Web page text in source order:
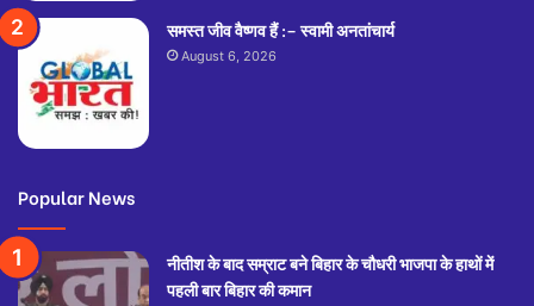
समस्त जीव वैष्णव हैं :– स्वामी अनतांचार्य
August 6, 2026
Popular News
नीतीश के बाद सम्राट बने बिहार के चौधरी भाजपा के हाथों में
पहली बार बिहार की कमान